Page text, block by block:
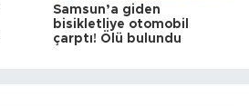
Samsun’a giden
bisikletliye otomobil
çarptı! Ölü bulundu